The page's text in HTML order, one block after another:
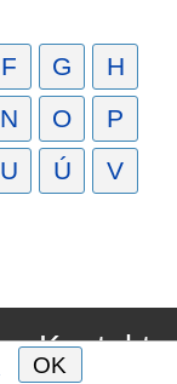
F G
H
N O
P
U Ú
V
Kontakt
OK